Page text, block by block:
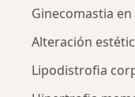
Ginecomastia en
Alteración
Lipodistrofia